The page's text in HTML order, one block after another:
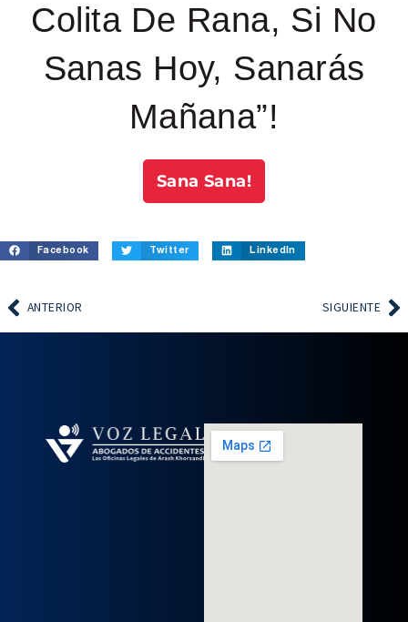
Colita De Rana, Si No
Sanas Hoy, Sanarás
Mañana”!
Sana Sana!
Facebook Twitter LinkedIn
ANTERIOR SIGUIENTE